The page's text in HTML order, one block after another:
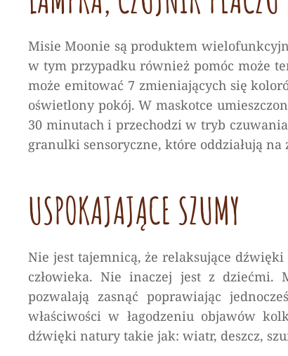
Misie Moonie są produktem
w tym przypadku również pomóc może
może emitować 7 zmieniających się
oświetlony pokój. W maskotce
30 minutach i przechodzi w tryb
granulki sensoryczne, które oddziałują na
USPOKAJAJĄCE SZUMY
Nie jest tajemnicą, że relaksujące
człowieka. Nie inaczej jest z dziećmi.
pozwalają zasnąć poprawiając
właściwości w łagodzeniu objawów
dźwięki natury takie jak: wiatr, deszcz,